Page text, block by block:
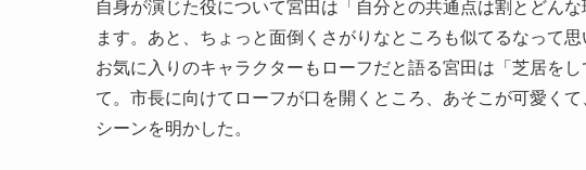
自身が演じた役について宮田は「自分との共通点は割とどん
ます。あと、ちょっと面倒くさがりなところも似てるなって
お気に入りのキャラクターもローフだと語る宮田は「芝居を
て。市長に向けてローフが口を開くところ、あそこが可愛く
シーンを明かした。